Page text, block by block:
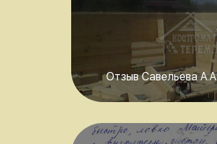
Отзыв Савельева А.А